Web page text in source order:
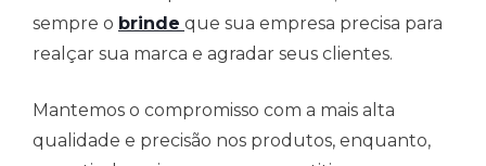
sempre o brinde que sua empresa precisa para
realçar sua marca e agradar seus clientes.
Mantemos o compromisso com a mais alta
qualidade e precisão nos produtos, enquanto,